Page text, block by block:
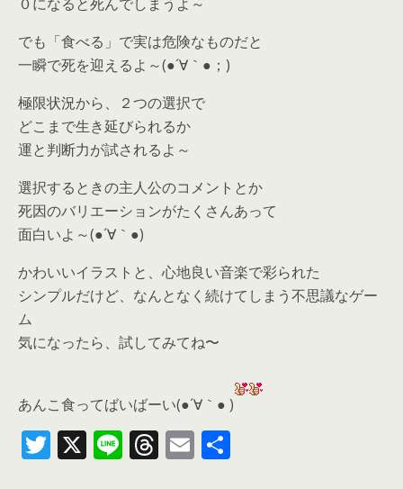
でも「食べる」で実は危険なものだと
一瞬で死を迎えるよ～(●´∀｀●；)
極限状況から、２つの選択で
どこまで生き延びられるか
運と判断力が試されるよ～
選択するときの主人公のコメントとか
死因のバリエーションがたくさんあって
面白いよ～(●´∀｀●)
かわいいイラストと、心地良い音楽で彩られた
シンプルだけど、なんとなく続けてしまう不思議なゲー
ム
気になったら、 試してみてね〜
あんこ食ってばいばーい(●´∀｀● )
T X Li T E